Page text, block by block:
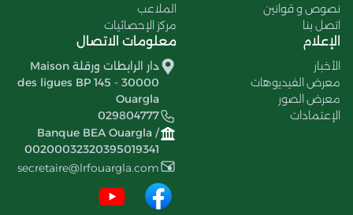
نصوص و قوانين
اتصل بنا
الملاعب
مركز الإحصائيات
الإعلام
الأخبار
معرض الفيديوهات
معرض الصور
الإعتمادات
معلومات الاتصال
دار الرابطات ورقلة Maison
des ligues BP 145 - 30000
Ouargla
029804777
Banque BEA Ouargla /
00200032320395019341
secretaire@lrfouargla.com